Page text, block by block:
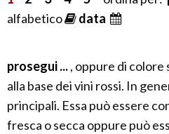
alfabetico
data
prosegui ..., oppure di
alla base dei vini rossi. In
principali. Essa può essere
fresca o secca oppure può